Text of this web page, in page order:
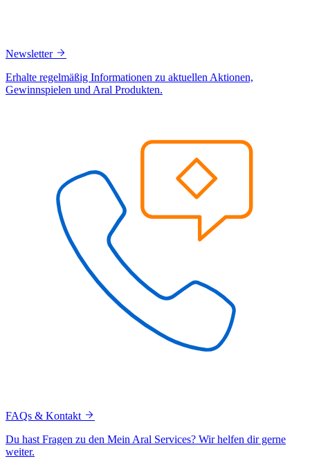
Newsletter
Erhalte regelmäßig Informationen zu aktuellen Aktionen,
Gewinnspielen und Aral Produkten.
FAQs & Kontakt
Du hast Fragen zu den Mein Aral Services? Wir helfen dir gerne
weiter.